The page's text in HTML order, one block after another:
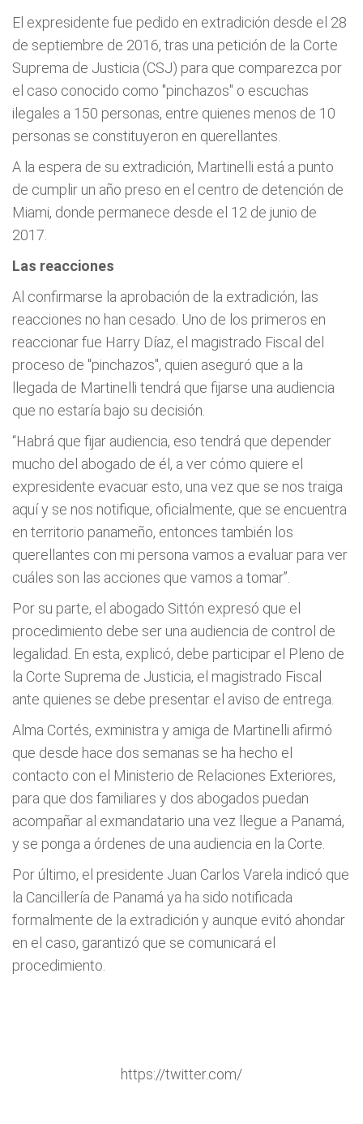
El expresidente fue pedido en extradición desde el 28
de septiembre de 2016, tras una petición de la Corte
Suprema de Justicia (CSJ) para que comparezca por
el caso conocido como "pinchazos" o escuchas
ilegales a 150 personas, entre quienes menos de 10
personas se constituyeron en querellantes.
A la espera de su extradición, Martinelli está a punto
de cumplir un año preso en el centro de detención de
Miami, donde permanece desde el 12 de junio de
2017.
Las reacciones
Al confirmarse la aprobación de la extradición, las
reacciones no han cesado. Uno de los primeros en
reaccionar fue Harry Díaz, el magistrado Fiscal del
proceso de "pinchazos", quien aseguró que a la
llegada de Martinelli tendrá que fijarse una audiencia
que no estaría bajo su decisión.
“Habrá que fijar audiencia, eso tendrá que depender
mucho del abogado de él, a ver cómo quiere el
expresidente evacuar esto, una vez que se nos traiga
aquí y se nos notifique, oficialmente, que se encuentra
en territorio panameño, entonces también los
querellantes con mi persona vamos a evaluar para ver
cuáles son las acciones que vamos a tomar”.
Por su parte, el abogado Sittón expresó que el
procedimiento debe ser una audiencia de control de
legalidad. En esta, explicó, debe participar el Pleno de
la Corte Suprema de Justicia, el magistrado Fiscal
ante quienes se debe presentar el aviso de entrega.
Alma Cortés, exministra y amiga de Martinelli afirmó
que desde hace dos semanas se ha hecho el
contacto con el Ministerio de Relaciones Exteriores,
para que dos familiares y dos abogados puedan
acompañar al exmandatario una vez llegue a Panamá,
y se ponga a órdenes de una audiencia en la Corte.
Por último, el presidente Juan Carlos Varela indicó que
la Cancillería de Panamá ya ha sido notificada
formalmente de la extradición y aunque evitó ahondar
en el caso, garantizó que se comunicará el
procedimiento.
https://twitter.com/